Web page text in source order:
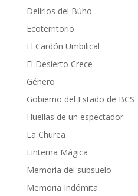
Delirios del Búho
Ecoterritorio
El Cardón Umbilical
El Desierto Crece
Género
Gobierno del Estado de BCS
Huellas de un espectador
La Churea
Linterna Mágica
Memoria del subsuelo
Memoria Indómita